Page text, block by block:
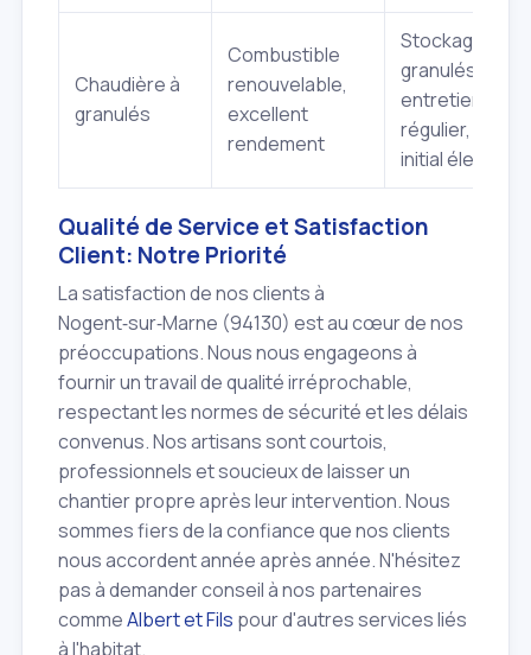
Chaudière à
granulés
Combustible
renouvelable,
excellent
rendement
Stockage des
granulés,
entretien
régulier, coût
initial élevé
Qualité de Service et Satisfaction
Client: Notre Priorité
La satisfaction de nos clients à
Nogent‑sur‑Marne (94130) est au cœur de nos
préoccupations. Nous nous engageons à
fournir un travail de qualité irréprochable,
respectant les normes de sécurité et les délais
convenus. Nos artisans sont courtois,
professionnels et soucieux de laisser un
chantier propre après leur intervention. Nous
sommes fiers de la confiance que nos clients
nous accordent année après année. N'hésitez
pas à demander conseil à nos partenaires
commeAlbert et Fils pour d'autres services liés
à l'habitat.